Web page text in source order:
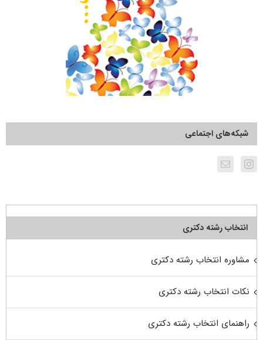
شبکه‌های اجتماعی
انتخاب رشته دکتری
مشاوره انتخاب رشته دکتری
نکات انتخاب رشته دکتری
راهنمای انتخاب رشته دکتری